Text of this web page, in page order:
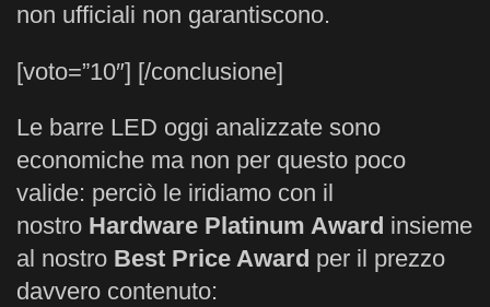
non ufficiali non garantiscono.
[voto=”10″] [/conclusione]
Le barre LED oggi analizzate sono
economiche ma non per questo poco
valide: perciò le iridiamo con il
nostro Hardware Platinum Award insieme
al nostro Best Price Award per il prezzo
davvero contenuto: